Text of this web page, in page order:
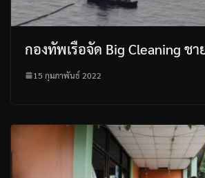
กองทัพเรือจัด Big Cleaning ช
15 กุมภาพันธ์ 2022